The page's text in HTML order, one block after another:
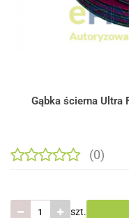
Gąbka ścierna Ultra
(0)
szt.